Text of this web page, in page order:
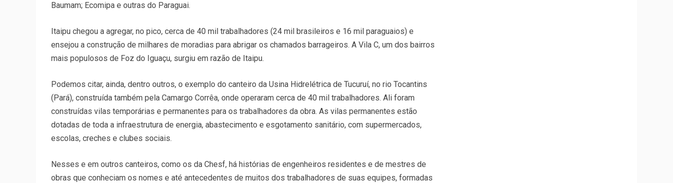
Baumam; Ecomipa e outras do Paraguai.
Itaipu chegou a agregar, no pico, cerca de 40 mil trabalhadores (24 mil brasileiros e 16 mil paraguaios) e
ensejou a construção de milhares de moradias para abrigar os chamados barrageiros. A Vila C, um dos bairros
mais populosos de Foz do Iguaçu, surgiu em razão de Itaipu.
Podemos citar, ainda, dentro outros, o exemplo do canteiro da Usina Hidrelétrica de Tucuruí, no rio Tocantins
(Pará), construída também pela Camargo Corrêa, onde operaram cerca de 40 mil trabalhadores. Ali foram
construídas vilas temporárias e permanentes para os trabalhadores da obra. As vilas permanentes estão
dotadas de toda a infraestrutura de energia, abastecimento e esgotamento sanitário, com supermercados,
escolas, creches e clubes sociais.
Nesses e em outros canteiros, como os da Chesf, há histórias de engenheiros residentes e de mestres de
obras que conheciam os nomes e até antecedentes de muitos dos trabalhadores de suas equipes, formadas